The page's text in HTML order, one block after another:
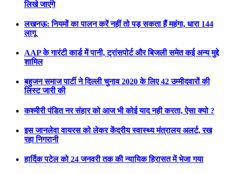
लिखे जाएंगे
लखनऊ: नियमों का पालन करें नहीं तो पड़ सकता हैं महंगा, धारा 144
लागू
AAP के गारंटी कार्ड में पानी, ट्रांसपोर्ट और बिजली समेत कई अन्य मुद्दे
शामिल
बहुजन समाज पार्टी ने दिल्ली चुनाव 2020 के लिए 42 उम्मीदवारों की
लिस्ट जारी की
कश्मीरी पंडित नर संहार को आज भी कोई याद नही करता, ऐसा क्यो ?
इस जानलेवा वायरस को लेकर केंद्रीय स्वास्थ्य मंत्रालय अलर्ट, रख
रहा निगरानी
हार्दिक पटेल को 24 जनवरी तक की न्यायिक हिरासत में भेजा गया